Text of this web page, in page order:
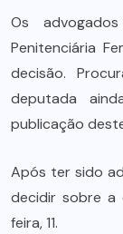
Os
Penitenciária
decisão.
deputada
publicação
Após ter sido
decidir sobre
feira, 11.